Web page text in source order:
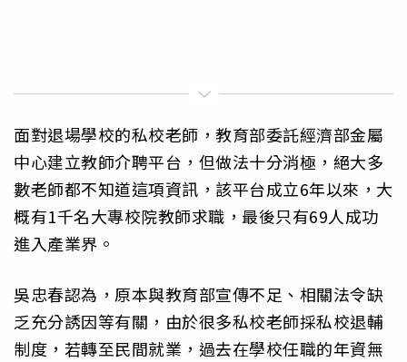
面對退場學校的私校老師，教育部委託經濟部金屬
中心建立教師介聘平台，但做法十分消極，絕大多
數老師都不知道這項資訊，該平台成立6年以來，大
概有1千名大專校院教師求職，最後只有69人成功
進入產業界。
吳忠春認為，原本與教育部宣傳不足、相關法令缺
乏充分誘因等有關，由於很多私校老師採私校退輔
制度，若轉至民間就業，過去在學校任職的年資無